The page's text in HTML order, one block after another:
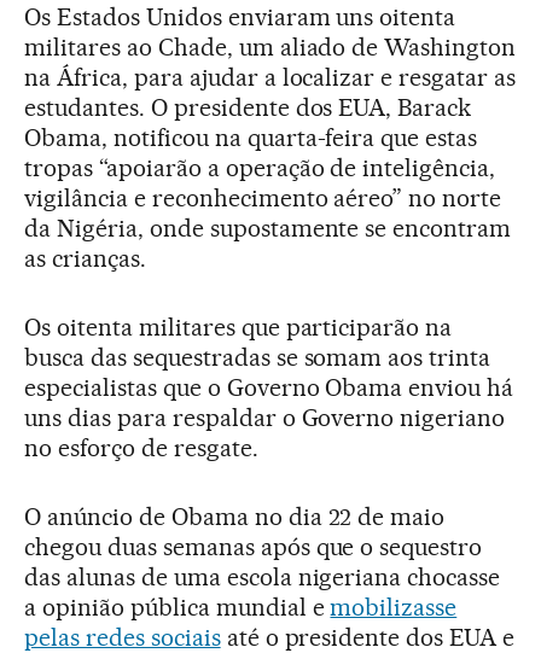
Os Estados Unidos enviaram uns oitenta
militares ao Chade, um aliado de Washington
na África, para ajudar a localizar e resgatar as
estudantes. O presidente dos EUA, Barack
Obama, notificou na quarta-feira que estas
tropas “apoiarão a operação de inteligência,
vigilância e reconhecimento aéreo” no norte
da Nigéria, onde supostamente se encontram
as crianças.
Os oitenta militares que participarão na
busca das sequestradas se somam aos trinta
especialistas que o Governo Obama enviou há
uns dias para respaldar o Governo nigeriano
no esforço de resgate.
O anúncio de Obama no dia 22 de maio
chegou duas semanas após que o sequestro
das alunas de uma escola nigeriana chocasse
a opinião pública mundial emobilizasse
pelas redes sociaisaté o presidente dos EUA e